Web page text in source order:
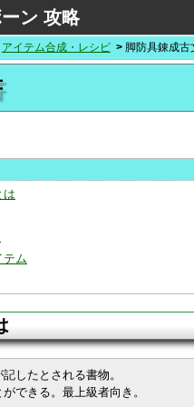
ン 攻略
アイテム合成・レシピ 脚防具錬成古
は
テム
したとされる書物。
できる。最上級者向き。